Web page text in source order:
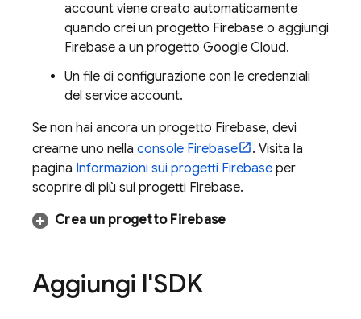
account viene creato automaticamente
quando crei un progetto Firebase o aggiungi
Firebase a un progetto Google Cloud.
Un file di configurazione con le credenziali
del service account.
Se non hai ancora un progetto Firebase, devi
crearne uno nella console Firebase
. Visita la
pagina Informazioni sui progetti Firebase per
scoprire di più sui progetti Firebase.
Crea un progetto Firebase
Aggiungi l'SDK